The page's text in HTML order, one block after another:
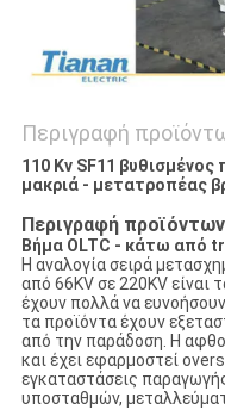
Περιγραφή
110 Kv SF11
μακριά - μετατροπέας
Περιγραφή προϊόντων
Βήμα OLTC - κάτω από
Η αναλογία σειρά
από 66KV σε 220KV είναι
έχουν πολλά να
τα προϊόντα έχουν
από την παράδοση. Η
και έχει εφαρμοστεί
εγκαταστάσεις
υποσταθμών,